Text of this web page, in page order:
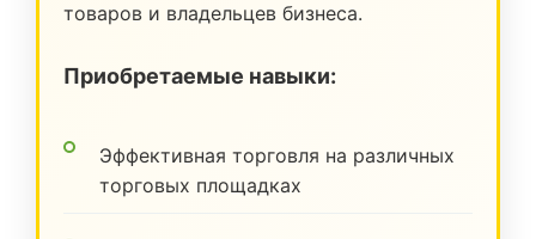
товаров и владельцев бизнеса.
Приобретаемые навыки:
Эффективная торговля на различных
торговых площадках